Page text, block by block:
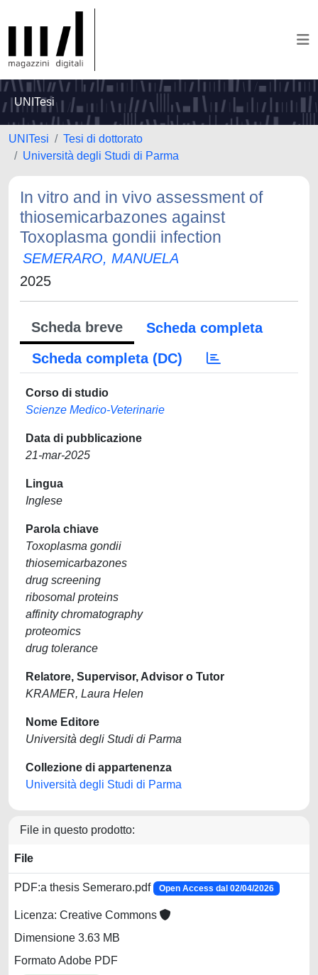
UNITesi
UNITesi
Tesi di dottorato
Università degli Studi di Parma
In vitro and in vivo assessment of
thiosemicarbazones against
Toxoplasma gondii infection
SEMERARO, MANUELA
2025
Scheda breve
Scheda completa
Scheda completa (DC)
Corso di studio
Scienze Medico-Veterinarie
Data di pubblicazione
21-mar-2025
Lingua
Inglese
Parola chiave
Toxoplasma gondii
thiosemicarbazones
drug screening
ribosomal proteins
affinity chromatography
proteomics
drug tolerance
Relatore, Supervisor, Advisor o Tutor
KRAMER, Laura Helen
Nome Editore
Università degli Studi di Parma
Collezione di appartenenza
Università degli Studi di Parma
File in questo prodotto:
File
PDF:a thesis Semeraro.pdf Open Access dal 02/04/2026
Licenza: Creative Commons
Dimensione 3.63 MB
Formato Adobe PDF